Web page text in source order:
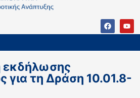
εκδήλωσης
για τη Δράση 10.01.8-